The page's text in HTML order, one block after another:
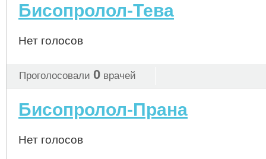
Бисопролол-Тева
Нет голосов
Проголосовали 0 врачей
Бисопролол-Прана
Нет голосов